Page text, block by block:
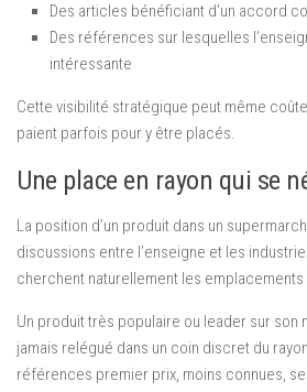
Des articles bénéficiant d’un accord
Des références sur lesquelles
intéressante
Cette visibilité stratégique peut même
paient parfois pour y être placés.
Une place en rayon qui se
La position d’un produit dans un
discussions entre l’enseigne et les
cherchent naturellement les emplacements
Un produit très populaire ou leader sur son
jamais relégué dans un coin discret du
références premier prix, moins connues,